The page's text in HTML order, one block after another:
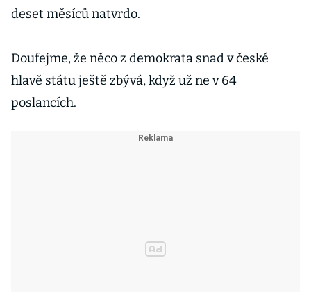
deset měsíců natvrdo.
Doufejme, že něco z demokrata snad v české
hlavě státu ještě zbývá, když už ne v 64
poslancích.